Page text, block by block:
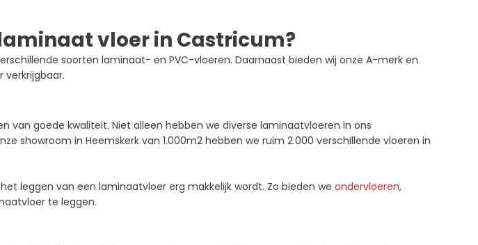
vloer in Castricum?
soorten laminaat- en PVC-vloeren. Daarnaast bieden wij onze A-merk en
verkrijgbaar.
van goede kwaliteit. Niet alleen hebben we diverse laminaatvloeren in ons
showroom in Heemskerk van 1.000m2 hebben we ruim 2.000 verschillende vloeren in
leggen van een laminaatvloer erg makkelijk wordt. Zo bieden we ondervloeren,
te leggen.